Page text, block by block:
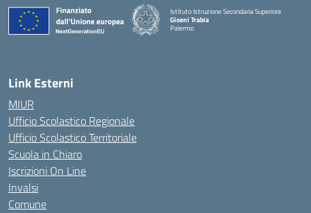
Istituto Istruzione Secondaria Superiore
Gioeni Trabia
Palermo
Link Esterni
MIUR
Ufficio Scolastico Regionale
Ufficio Scolastico Territoriale
Scuola in Chiaro
Iscrizioni On Line
Invalsi
Comune